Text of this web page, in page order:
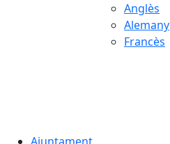
Anglès
Alemany
Francès